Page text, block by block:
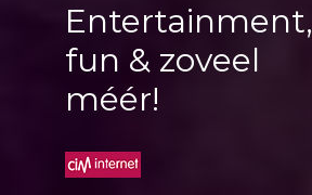
Entertainment,
fun & zoveel
méér!